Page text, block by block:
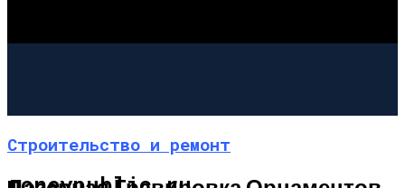
Строительство и ремонт